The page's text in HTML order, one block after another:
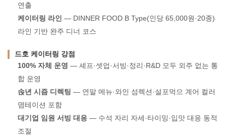
연출
케이터링 라인 — DINNER FOOD B Type(인당 65,000원·20종)
라인 기반 완주 디너 코스
드호 케이터링 강점
100% 자체 운영 — 셰프·셋업·서빙·정리·R&D 모두 외주 없는 통
합 운영
솑년 시즘 디렉팅 — 연말 메뉴·와인 섬렉션·설포먹으 계어 컬러
몀테이션 포함
대기업 임원 서빙 대응 — 수석 자리 자세·타이밍·입맛 대응 동적
조절